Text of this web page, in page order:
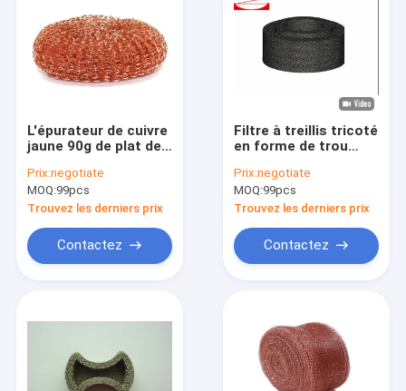
L'épurateur de cuivre
jaune 90g de plat de
besoins du client
pour les ustensiles
durs de cuisine
Prix:negotiate
MOQ:99pcs
Trouvez les derniers prix
Contactez
Filtre à treillis tricoté
en forme de trou
diamètre industriel
de 14 mm
Prix:negotiate
MOQ:99pcs
Trouvez les derniers prix
Contactez